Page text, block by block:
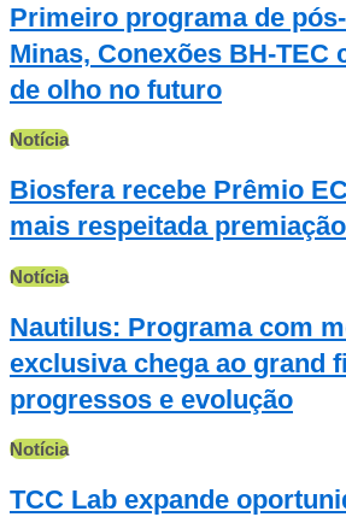
Primeiro programa de
Minas, Conexões BH-TEC
de olho no futuro
Notícia
Biosfera recebe Prêmio
mais respeitada
Notícia
Nautilus: Programa com
exclusiva chega ao grand
progressos e evolução
Notícia
TCC Lab expande